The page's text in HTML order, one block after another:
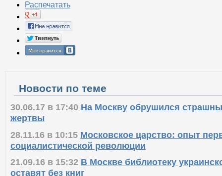
Распечатать
Новости по теме
30.06.17 в 17:40 На Москву обрушился
жертвы
28.11.16 в 10:15 Московское царство: опыт
социалистической революции
21.09.16 в 15:32 В Москве библиотеку
оставят без книг